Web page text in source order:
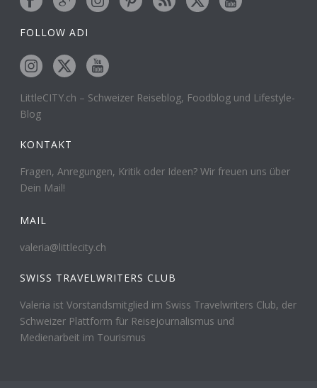
FOLLOW ADI
LittleCITY.ch – Schweizer Reiseblog, Foodblog und Lifestyle-
Blog
KONTAKT
Fragen, Anregungen, Kritik oder Ideen? Wir freuen uns über
Dein Mail!
MAIL
valeria@littlecity.ch
SWISS TRAVELWRITERS CLUB
Valeria ist Vorstandsmitglied im Swiss Travelwriters Club, der
Schweizer Plattform für Reisejournalismus und
Medienarbeit im Tourismus